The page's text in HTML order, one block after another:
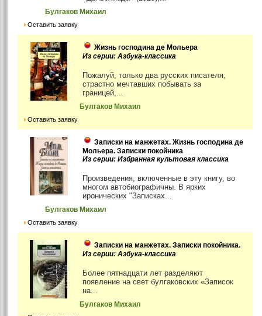
Булгаков Михаил
Оставить заявку
Жизнь господина де Мольера
Из серии: Азбука-классика
Пожалуй, только два русских писателя,
страстно мечтавших побывать за
границей,...
Булгаков Михаил
Оставить заявку
Записки на манжетах. Жизнь господина де
Мольера. Записки покойника
Из серии: Избранная культовая классика
Произведения, включенные в эту книгу, во
многом автобиографичны. В ярких
иронических "Записках...
Булгаков Михаил
Оставить заявку
Записки на манжетах. Записки покойника.
Из серии: Азбука-классика
Более пятнадцати лет разделяют
появление на свет булгаковских «Записок
на...
Булгаков Михаил